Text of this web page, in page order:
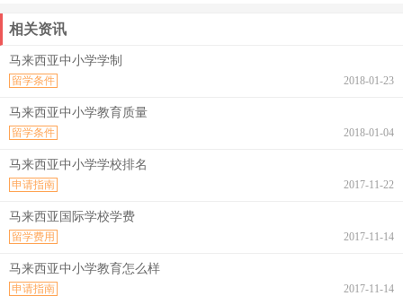
相关资讯
马来西亚中小学学制
2018-01-23
留学条件
马来西亚中小学教育质量
2018-01-04
留学条件
马来西亚中小学学校排名
2017-11-22
申请指南
马来西亚国际学校学费
2017-11-14
留学费用
马来西亚中小学教育怎么样
2017-11-14
申请指南